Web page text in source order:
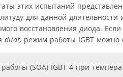
этих испытаний
для данной
восстановления диода.
di/dt, режим работы IGBT можно